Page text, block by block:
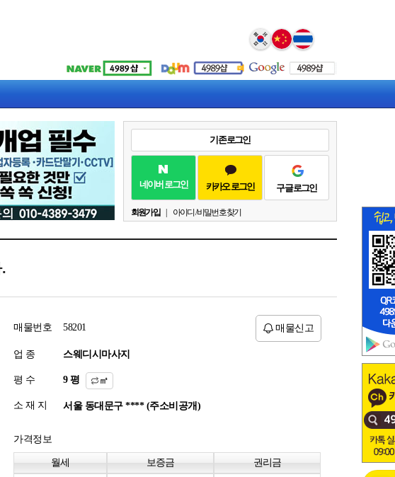
Select Language ▼
기존 로그인
네이버 로그인 카카오 로그인 구글 로그인
회원가입 아이디 / 비밀번호 찾기
매물번호 58201 매물신고
업 종 스웨디시마사지
평 수 평 ㎡
소 재 지 서울 동대문구 **** (주소비공개)
가격정보
월세 보증금
권리금